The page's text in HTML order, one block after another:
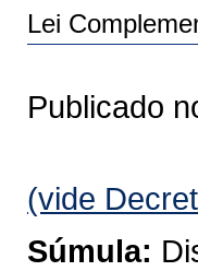
Lei
Publicado
(vide
Súmula: